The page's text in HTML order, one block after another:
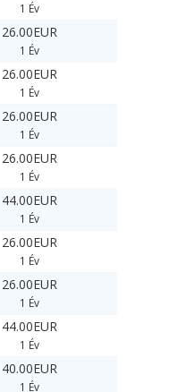
1 Év
26.00EUR
1 Év
26.00EUR
1 Év
26.00EUR
1 Év
26.00EUR
1 Év
44.00EUR
1 Év
26.00EUR
1 Év
26.00EUR
1 Év
44.00EUR
1 Év
40.00EUR
1 Év